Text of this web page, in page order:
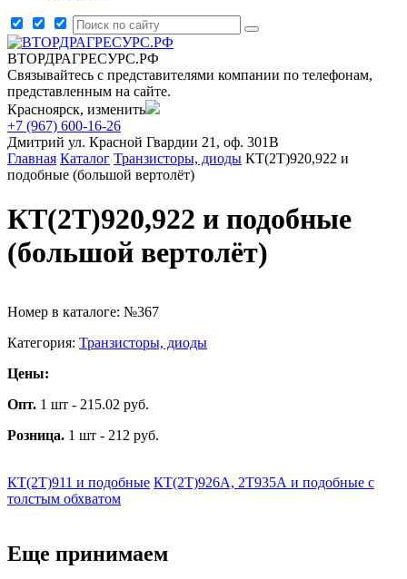
ВТОРДРАГРЕСУРС.РФ
Связывайтесь с представителями компании по телефонам,
представленным на сайте.
Красноярск, изменить
+7 (967) 600-16-26
Дмитрий ул. Красной Гвардии 21, оф. 301В
Главная Каталог Транзисторы, диоды КТ(2Т)920,922 и
подобные (большой вертолёт)
КТ(2Т)920,922 и подобные
(большой вертолёт)
Номер в каталоге: №367
Категория: Транзисторы, диоды
Цены:
Опт. 1 шт - 215.02 руб.
Розница. 1 шт - 212 руб.
КТ(2Т)911 и подобные КТ(2Т)926А, 2Т935А и подобные с
толстым обхватом
Еще принимаем